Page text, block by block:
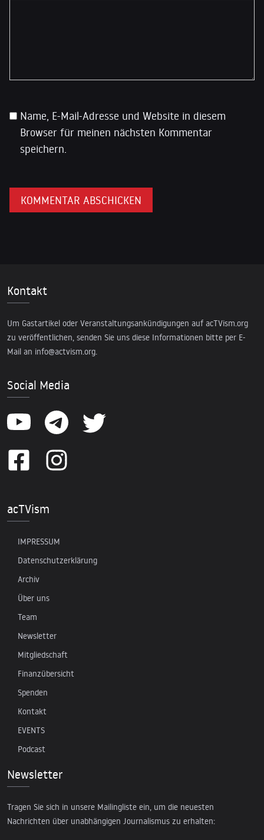
Name, E-Mail-Adresse und Website in diesem
Browser für meinen nächsten Kommentar
speichern.
Kontakt
Um Gastartikel oder Veranstaltungsankündigungen auf acTVism.org
zu veröffentlichen, senden Sie uns diese Informationen bitte per E-
Mail an info@actvism.org.
Social Media
acTVism
IMPRESSUM
Datenschutzerklärung
Archiv
Über uns
Team
Newsletter
Mitgliedschaft
Finanzübersicht
Spenden
Kontakt
EVENTS
Podcast
Newsletter
Tragen Sie sich in unsere Mailingliste ein, um die neuesten
Nachrichten über unabhängigen Journalismus zu erhalten: